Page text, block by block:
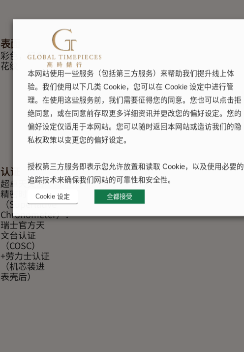
表面
彩色，纪念
花纹
认证
超卓天文台
精密时计
（Superlative
Chronometer）：
瑞士官方天
文台认证
（COSC）
+劳力士认证
（机芯装进
表壳后）
本网站使用一些服务（包括第三方服务）来帮助我们提升线上体
验。我们使用以下几类 Cookie，您可以在 Cookie 设定中进行管
理。在使用这些服务前，我们需要征得您的同意。您也可以点击拒
绝同意，或在同意前存取更多详细资讯并更改您的偏好设定。您的
偏好设定仅适用于本网站。您可以随时返回本网站或造访我们的隐
私权政策以变更您的偏好设定。
授权第三方服务即表示您允许放置和读取 Cookie，以及使用必要的
追踪技术来确保我们网站的可靠性和安全性。
Cookie 设定 全都接受